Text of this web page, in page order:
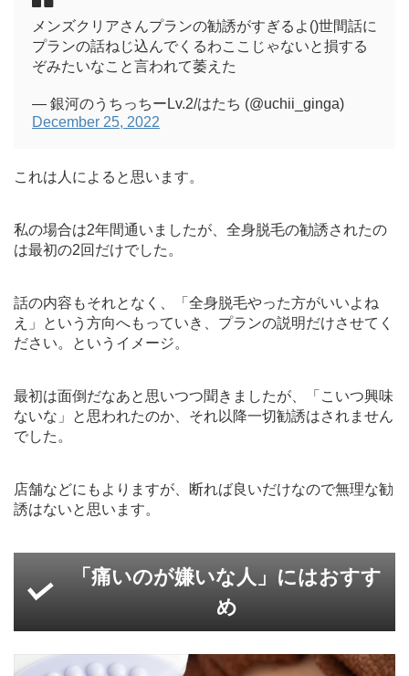
メンズクリアさんプランの勧誘がすぎるよ()世間話に
プランの話ねじ込んでくるわここじゃないと損する
ぞみたいなこと言われて萎えた
— 銀河のうちっちーLv.2/はたち (@uchii_ginga)
December 25, 2022
これは人によると思います。
私の場合は2年間通いましたが、全身脱毛の勧誘されたの
は最初の2回だけでした。
話の内容もそれとなく、「全身脱毛やった方がいいよね
え」という方向へもっていき、プランの説明だけさせてく
ださい。というイメージ。
最初は面倒だなあと思いつつ聞きましたが、「こいつ興味
ないな」と思われたのか、それ以降一切勧誘はされません
でした。
店舗などにもよりますが、断れば良いだけなので無理な勧
誘はないと思います。
「痛いのが嫌いな人」にはおすす
め